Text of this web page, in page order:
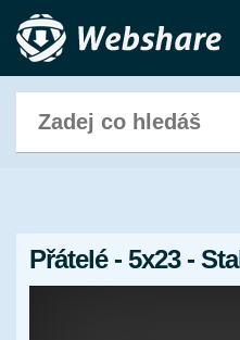
Přátelé - 5x23 -